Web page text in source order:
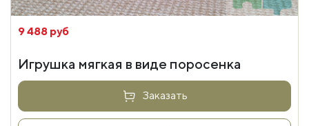
9 488 руб
Игрушка мягкая в виде поросенка
Заказать